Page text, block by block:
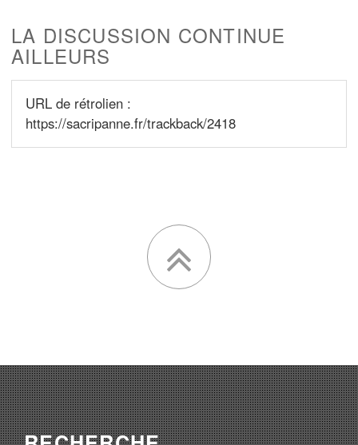
LA DISCUSSION CONTINUE
AILLEURS
URL de rétrolien :
https://sacripanne.fr/trackback/2418